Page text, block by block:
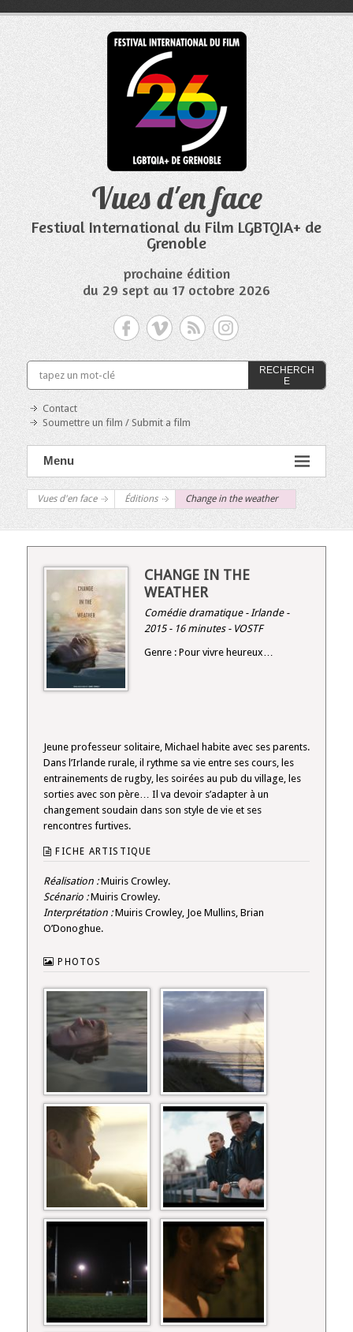
Vues d'en face
Festival International du Film LGBTQIA+ de
Grenoble
prochaine édition
du 29 sept au 17 octobre 2026
RECHERCH
E
Contact
Soumettre un film / Submit a film
Menu
Vues d'en face Éditions Change in the weather
CHANGE IN THE
WEATHER
Comédie dramatique - Irlande -
2015 - 16 minutes - VOSTF
Genre : Pour vivre heureux…
Jeune professeur solitaire, Michael habite avec ses parents.
Dans l’Irlande rurale, il rythme sa vie entre ses cours, les
entrainements de rugby, les soirées au pub du village, les
sorties avec son père… Il va devoir s’adapter à un
changement soudain dans son style de vie et ses
rencontres furtives.
FICHE ARTISTIQUE
Réalisation :Muiris Crowley.
Scénario :Muiris Crowley.
Interprétation :Muiris Crowley, Joe Mullins, Brian
O’Donoghue.
PHOTOS